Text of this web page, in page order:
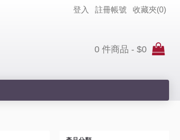
登入 註冊帳號 收藏夾(0)
0 件商品 - $0